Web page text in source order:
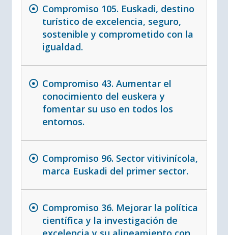
Compromiso 105. Euskadi, destino
turístico de excelencia, seguro,
sostenible y comprometido con la
igualdad.
Compromiso 43. Aumentar el
conocimiento del euskera y
fomentar su uso en todos los
entornos.
Compromiso 96. Sector vitivinícola,
marca Euskadi del primer sector.
Compromiso 36. Mejorar la política
científica y la investigación de